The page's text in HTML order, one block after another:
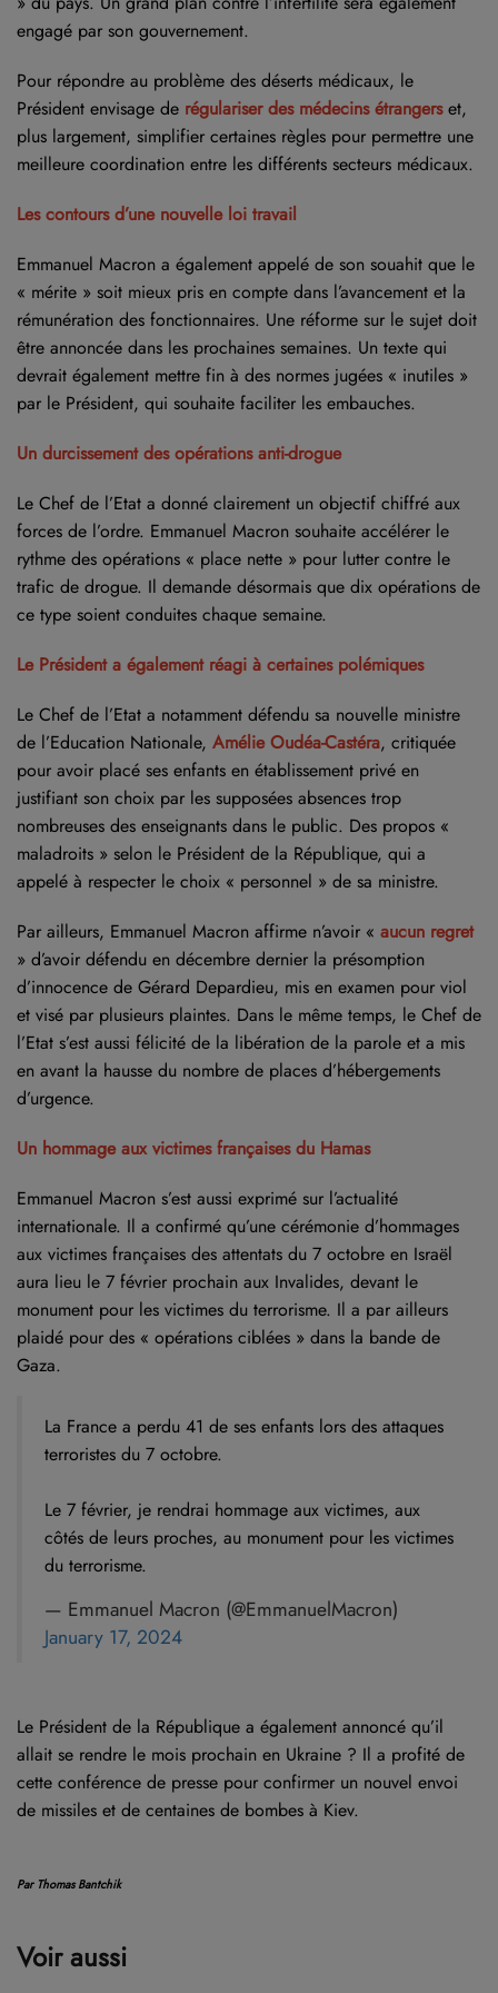
engagé par son gouvernement.
Pour répondre au problème des déserts médicaux, le
Président envisage de régulariser des médecins étrangerset,
plus largement, simplifier certaines règles pour permettre une
meilleure coordination entre les différents secteurs médicaux.
Les contours d’une nouvelle loi travail
Emmanuel Macron a également appelé de son souahit que le
« mérite » soit mieux pris en compte dans l’avancement et la
rémunération des fonctionnaires. Une réforme sur le sujet doit
être annoncée dans les prochaines semaines. Un texte qui
devrait également mettre fin à des normes jugées « inutiles »
par le Président, qui souhaite faciliter les embauches.
Un durcissement des opérations anti-drogue
Le Chef de l’Etat a donné clairement un objectif chiffré aux
forces de l’ordre. Emmanuel Macron souhaite accélérer le
rythme des opérations « place nette » pour lutter contre le
trafic de drogue. Il demande désormais que dix opérations de
ce type soient conduites chaque semaine.
Le Président a également réagi à certaines polémiques
Le Chef de l’Etat a notamment défendu sa nouvelle ministre
de l’Education Nationale, Amélie Oudéa-Castéra, critiquée
pour avoir placé ses enfants en établissement privé en
justifiant son choix par les supposées absences trop
nombreuses des enseignants dans le public. Des propos «
maladroits » selon le Président de la République, qui a
appelé à respecter le choix « personnel » de sa ministre.
Par ailleurs, Emmanuel Macron affirme n’avoir « aucun regret
» d’avoir défendu en décembre dernier la présomption
d’innocence de Gérard Depardieu, mis en examen pour viol
et visé par plusieurs plaintes. Dans le même temps, le Chef de
l’Etat s’est aussi félicité de la libération de la parole et a mis
en avant la hausse du nombre de places d’hébergements
d’urgence.
Un hommage aux victimes françaises du Hamas
Emmanuel Macron s’est aussi exprimé sur l’actualité
internationale. Il a confirmé qu’une cérémonie d’hommages
aux victimes françaises des attentats du 7 octobre en Israël
aura lieu le 7 février prochain aux Invalides, devant le
monument pour les victimes du terrorisme. Il a par ailleurs
plaidé pour des « opérations ciblées » dans la bande de
Gaza.
La France a perdu 41 de ses enfants lors des attaques
terroristes du 7 octobre.
Le 7 février, je rendrai hommage aux victimes, aux
côtés de leurs proches, au monument pour les victimes
du terrorisme.
— Emmanuel Macron (@EmmanuelMacron)
January 17, 2024
Le Président de la République a également annoncé qu’il
allait se rendre le mois prochain en Ukraine ? Il a profité de
cette conférence de presse pour confirmer un nouvel envoi
de missiles et de centaines de bombes à Kiev.
Par Thomas Bantchik
Voir aussi